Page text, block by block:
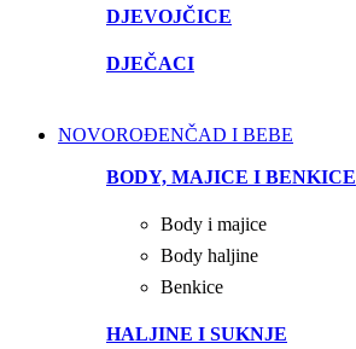
DJEVOJČICE
DJEČACI
NOVOROĐENČAD I BEBE
BODY, MAJICE I BENKICE
Body i majice
Body haljine
Benkice
HALJINE I SUKNJE